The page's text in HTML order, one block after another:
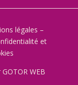
légales –
et
GOTOR WEB